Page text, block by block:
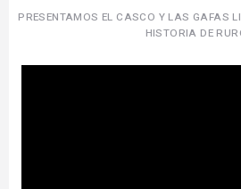
PRESENTAMOS EL CASCO Y LAS GAFAS
HISTORIA DE